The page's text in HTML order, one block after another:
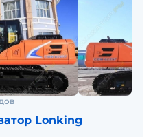
Lonking